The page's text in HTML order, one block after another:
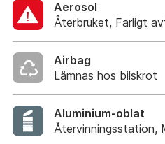
Aerosol
Återbruket, Farligt
Airbag
Lämnas hos bilskrot
Aluminium-oblat
Återvinningsstation,